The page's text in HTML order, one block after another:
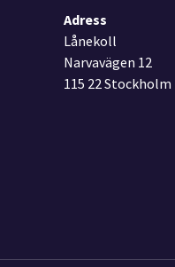
Adress
Lånekoll
Narvavägen 12
115 22 Stockholm